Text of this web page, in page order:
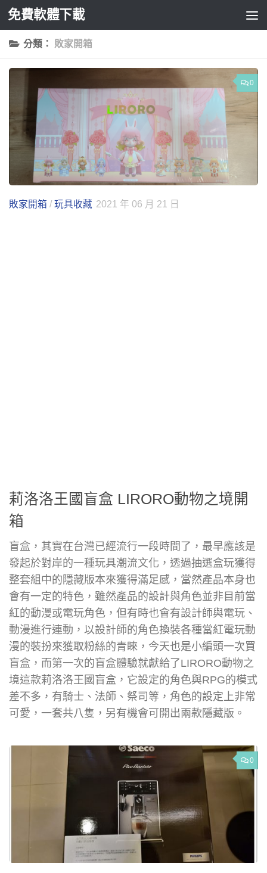
Skip to content
免費軟體下載
分類： 敗家開箱
0
敗家開箱 / 玩具收藏 2021 年 06 月 21 日
莉洛洛王國盲盒 LIRORO動物之境開
箱
盲盒，其實在台灣已經流行一段時間了，最早應該是
發起於對岸的一種玩具潮流文化，透過抽選盒玩獲得
整套組中的隱藏版本來獲得滿足感，當然產品本身也
會有一定的特色，雖然產品的設計與角色並非目前當
紅的動漫或電玩角色，但有時也會有設計師與電玩、
動漫進行連動，以設計師的角色換裝各種當紅電玩動
漫的裝扮來獲取粉絲的青睞，今天也是小編頭一次買
盲盒，而第一次的盲盒體驗就獻給了LIRORO動物之
境這款莉洛洛王國盲盒，它設定的角色與RPG的模式
差不多，有騎士、法師、祭司等，角色的設定上非常
可愛，一套共八隻，另有機會可開出兩款隱藏版。
0